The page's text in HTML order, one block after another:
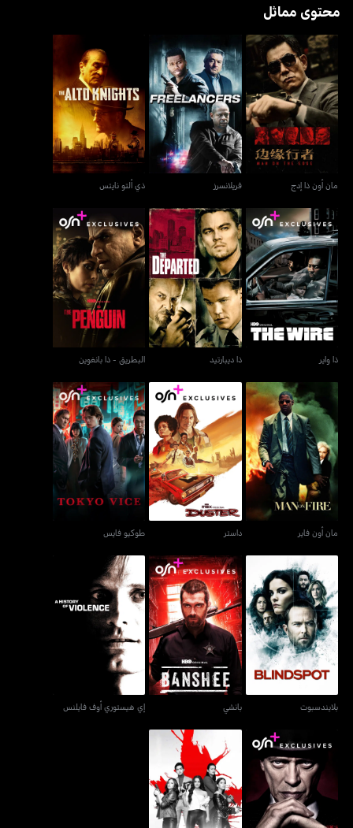
محتوى مماثل
مان أون ذا إدج
مان أون ذا إدج
فريلانسرز
فريلانسرز
ذي ألتو نايتس
ذي ألتو نايتس
ذا واير
ذا واير
ذا ديبارتيد
ذا ديبارتيد
البطريق - ذا بانغوين
البطريق - ذا بانغوين
مان أون فاير
مان أون فاير
داستر
داستر
طوكيو فايس
طوكيو فايس
بلايندسبوت
بلايندسبوت
بانشي
بانشي
إي هيستوري أوف فايلنس
إي هيستوري أوف فايلنس
إمبراطورية بوردووك -
بوردووك إمباير
بيوتيفول جاستس